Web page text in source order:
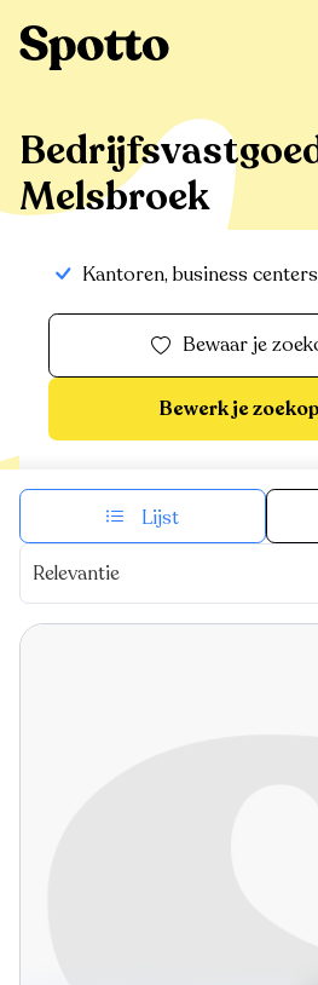
Melsbroek
Kantoren, business centers, horeca, commerciële panden, handelspanden,
Bewaar je
Bewerk je
Lijst
Relevantie